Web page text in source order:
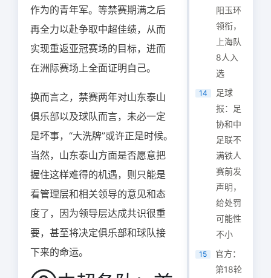
作为的青年军。等禁赛期满之后
再全力以赴争取中超佳绩，从而
实现重返亚冠赛场的目标，进而
在洲际赛场上全面证明自己。
换而言之，禁赛两年对山东泰山
俱乐部以及球队而言，未必一定
是坏事，“大洗牌”或许正是时候。
当然，山东泰山方面是否愿意把
握住这样难得的机遇，则只能是
看管理层和相关领导的意见和态
度了，因为领导层达成共识很重
要，甚至将决定俱乐部和球队接
下来的命运。
阳玉环
领衔，
上海队
8人入
选
14
足球
报：足
协和中
足联不
满铁人
赛前发
声明，
给处罚
可能性
不小
15
官方：
第18轮